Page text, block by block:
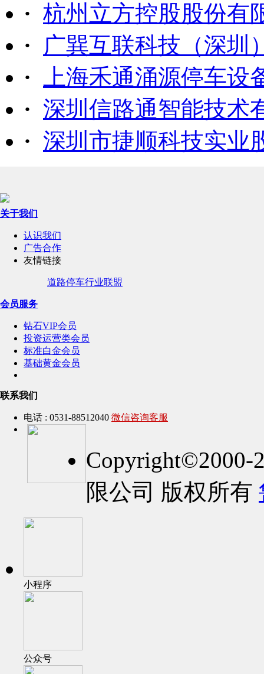
· 杭州立方控股股份有
·
广巽互联科技（深圳
·
上海禾通涌源停车设
· 深圳信路通智能技术
· 深圳市捷顺科技实业
关于我们
认识我们
广告合作
友情链接
道路停车行业联盟
会员服务
钻石VIP会员
投资运营类会员
标准白金会员
基础黄金会员
联系我们
电话 : 0531-88512040 微信咨询客服
Copyright©2000-
限公司 版权所有
小程序
公众号